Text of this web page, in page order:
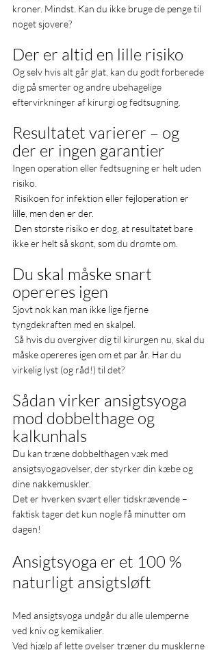
kroner. Mindst. Kan du ikke bruge de penge til
noget sjovere?
Der er altid en lille risiko
Og selv hvis alt går glat, kan du godt forberede
dig på smerter og andre ubehagelige
eftervirkninger af kirurgi og fedtsugning.
Resultatet varierer – og
der er ingen garantier
Ingen operation eller fedtsugning er helt uden
risiko.
lille, men den er der.
ikke er helt så skønt, som du drømte om.
Du skal måske snart
opereres igen
Sjovt nok kan man ikke lige fjerne
tyngdekraften med en skalpel.
måske opereres igen om et par år. Har du
virkelig lyst (og råd!) til det?
Sådan virker ansigtsyoga
mod dobbelthage og
kalkunhals
Du kan træne dobbelthagen væk med
ansigtsyogaøvelser, der styrker din kæbe og
dine nakkemuskler.
Det er hverken svært eller tidskrævende –
faktisk tager det kun nogle få minutter om
dagen!
Ansigtsyoga er et 100 %
naturligt ansigtsløft
Med ansigtsyoga undgår du alle ulemperne
ved kniv og kemikalier.
Ved hjælp af lette øvelser træner du musklerne